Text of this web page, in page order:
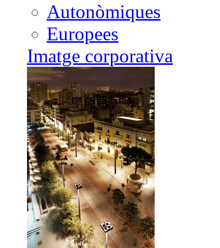
Autonòmiques
Europees
Imatge corporativa